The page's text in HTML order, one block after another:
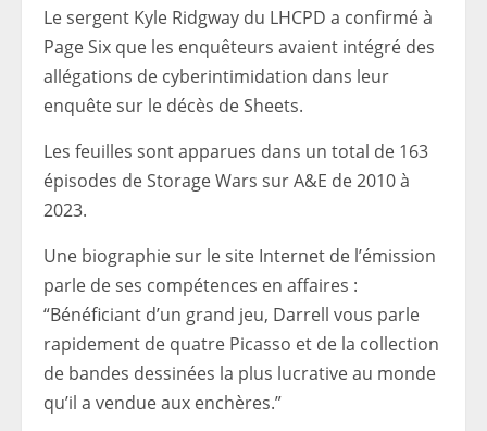
Le sergent Kyle Ridgway du LHCPD a confirmé à
Page Six que les enquêteurs avaient intégré des
allégations de cyberintimidation dans leur
enquête sur le décès de Sheets.
Les feuilles sont apparues dans un total de 163
épisodes de Storage Wars sur A&E de 2010 à
2023.
Une biographie sur le site Internet de l’émission
parle de ses compétences en affaires :
“Bénéficiant d’un grand jeu, Darrell vous parle
rapidement de quatre Picasso et de la collection
de bandes dessinées la plus lucrative au monde
qu’il a vendue aux enchères.”